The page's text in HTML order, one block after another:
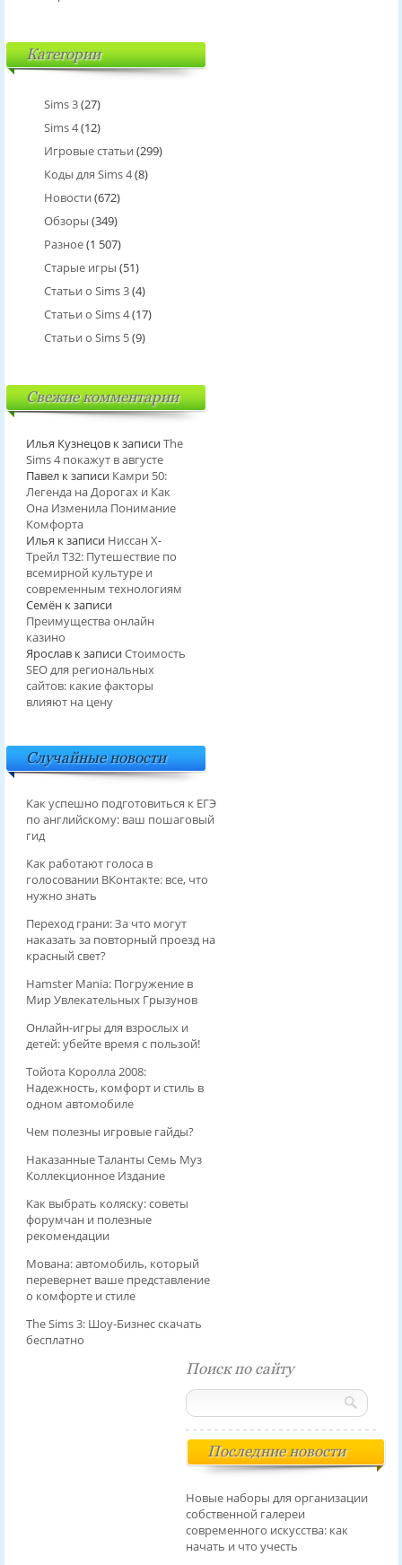
Категории
Sims 3(27)
Sims 4(12)
Игровые статьи (299)
Коды для Sims 4(8)
Новости (672)
Обзоры (349)
Разное(1 507)
Старые игры (51)
Статьи о Sims 3(4)
Статьи о Sims 4(17)
Статьи о Sims 5(9)
Свежие комментарии
Илья Кузнецовк записиThe
Sims 4 покажут в августе
Павелк записи Камри 50:
Легенда на Дорогах и Как
Она Изменила Понимание
Комфорта
Илья к записи Ниссан Х-
Трейл T32: Путешествие по
всемирной культуре и
современным технологиям
Семёнк записи
Преимущества онлайн
казино
Ярославк записиСтоимость
SEO для региональных
сайтов: какие факторы
влияют на цену
Случайные новости
Как успешно подготовиться к ЕГЭ
по английскому: ваш пошаговый
гид
Как работают голоса в
голосовании ВКонтакте: все, что
нужно знать
Переход грани: За что могут
наказать за повторный проезд на
красный свет?
Hamster Mania: Погружение в
Мир Увлекательных Грызунов
Онлайн-игры для взрослых и
детей: убейте время с пользой!
Тойота Королла 2008:
Надежность, комфорт и стиль в
одном автомобиле
Чем полезны игровые гайды?
Наказанные Таланты Семь Муз
Коллекционное Издание
Как выбрать коляску: советы
форумчан и полезные
рекомендации
Мована: автомобиль, который
перевернет ваше представление
о комфорте и стиле
The Sims 3: Шоу-Бизнес скачать
бесплатно
Поиск по сайту
Последние новости
Новые наборы для организации
собственной галереи
современного искусства: как
начать и что учесть